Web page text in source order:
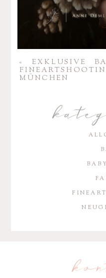
«
EXKLU­SIVE
MÜNCHEN